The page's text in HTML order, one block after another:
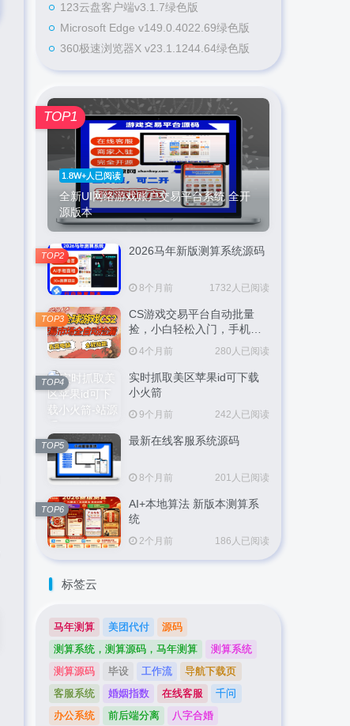
123云盘客户端v3.1.7绿色版
Microsoft Edge v149.0.4022.69绿色版
360极速浏览器X v23.1.1244.64绿色版
1.8W+人已阅读
全新UI网络游戏账户交易平台系统 全开
源版本
TOP1
2026马年新版测算系统源码
8个月前 1732人已阅读
TOP2
CS游戏交易平台自动批量
捡，小白轻松入门，手机即
可完成全部操作，日入
300+，轻松副业【揭秘】
4个月前 280人已阅读
TOP3
实时抓取美区苹果id可下载
小火箭
9个月前 242人已阅读
TOP4
最新在线客服系统源码
8个月前 201人已阅读
TOP5
AI+本地算法 新版本测算系
统
2个月前 186人已阅读
TOP6
标签云
马年测算 美团代付
源码
测算系统，测算源码，马年测算
测算系统
测算源码
毕设 工作流
导航下载页
客服系统
婚姻指数 在线客服
千问
办公系统
前后端分离
八字合婚